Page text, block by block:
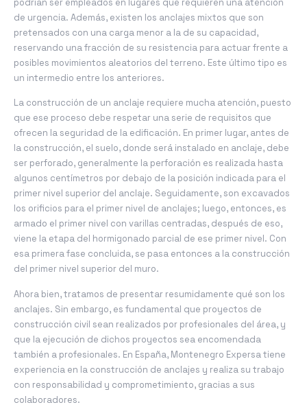
podrían ser empleados en lugares que requieren una atención
de urgencia. Además, existen los anclajes mixtos que son
pretensados con una carga menor a la de su capacidad,
reservando una fracción de su resistencia para actuar frente a
posibles movimientos aleatorios del terreno. Este último tipo es
un intermedio entre los anteriores.
La construcción de un anclaje requiere mucha atención, puesto
que ese proceso debe respetar una serie de requisitos que
ofrecen la seguridad de la edificación. En primer lugar, antes de
la construcción, el suelo, donde será instalado en anclaje, debe
ser perforado, generalmente la perforación es realizada hasta
algunos centímetros por debajo de la posición indicada para el
primer nivel superior del anclaje. Seguidamente, son excavados
los orificios para el primer nivel de anclajes; luego, entonces, es
armado el primer nivel con varillas centradas, después de eso,
viene la etapa del hormigonado parcial de ese primer nivel. Con
esa primera fase concluida, se pasa entonces a la construcción
del primer nivel superior del muro.
Ahora bien, tratamos de presentar resumidamente qué son los
anclajes. Sin embargo, es fundamental que proyectos de
construcción civil sean realizados por profesionales del área, y
que la ejecución de dichos proyectos sea encomendada
también a profesionales. En España, Montenegro Expersa tiene
experiencia en la construcción de anclajes y realiza su trabajo
con responsabilidad y comprometimiento, gracias a sus
colaboradores.